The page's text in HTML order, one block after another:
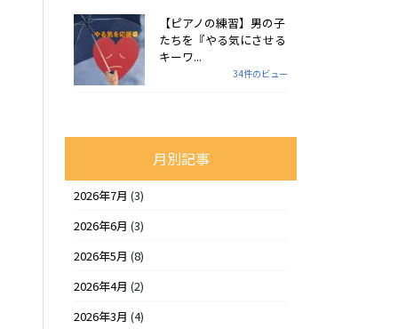
【ピアノの練習】男の子
たちを『やる気にさせる
キーワ...
34件のビュー
月別記事
2026年7月 (3)
2026年6月 (3)
2026年5月 (8)
2026年4月 (2)
2026年3月 (4)